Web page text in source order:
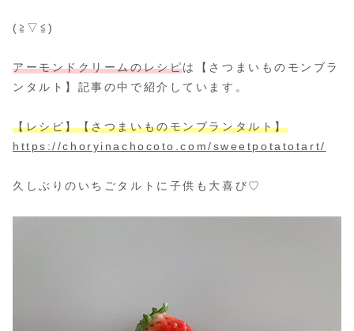
(≧▽≦)
アーモンドクリームのレシピは【さつまいものモンブラ
ンタルト】記事の中で紹介しています。
【レシピ】【さつまいものモンブランタルト】
https://choryinachocoto.com/sweetpotatotart/
久しぶりのいちごタルトに子供も大喜び♡